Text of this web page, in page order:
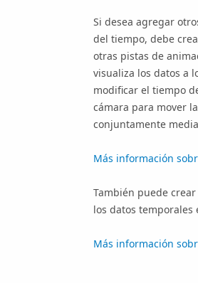
Si desea agregar
del tiempo, debe
otras pistas de
visualiza los datos a
modificar el tiempo
cámara para mover
conjuntamente
Más información
También puede
los datos temporales
Más información